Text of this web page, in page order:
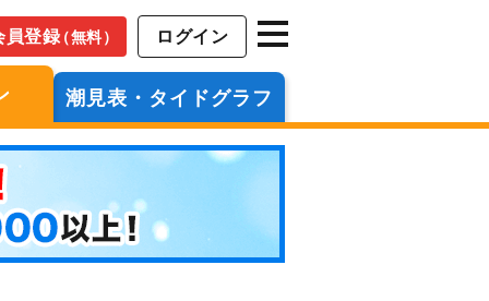
員登録（無料） ログイン
潮見表・タイドグラフ